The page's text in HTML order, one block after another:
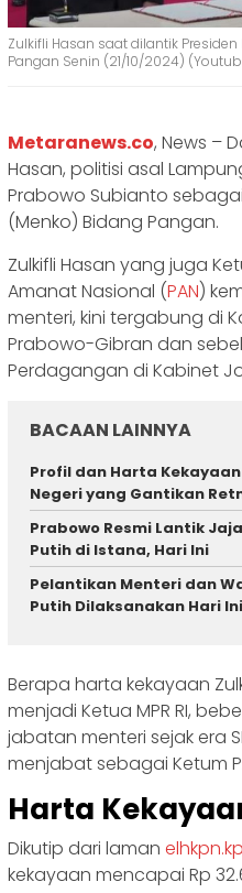
Zulkifli Hasan saat dilantik
Pangan Senin (21/10/2024)
Metaranews.co, News –
Hasan, politisi asal
Prabowo Subianto
(Menko) Bidang Pangan.
Zulkifli Hasan yang juga
Amanat Nasional (PAN)
menteri, kini tergabung di
Prabowo-Gibran dan
Perdagangan di Kabinet
BACAAN LAINNYA
Profil dan Harta
Negeri yang Gantikan
Prabowo Resmi Lantik
Putih di Istana, Hari Ini
Pelantikan Menteri dan
Putih Dilaksanakan Hari Ini
Berapa harta kekayaan
menjadi Ketua MPR RI,
jabatan menteri sejak era
menjabat sebagai Ketum
Harta
Dikutip dari laman
kekayaan mencapai Rp